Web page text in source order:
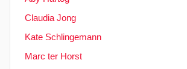
Claudia Jong
Kate Schlingemann
Marc ter Horst